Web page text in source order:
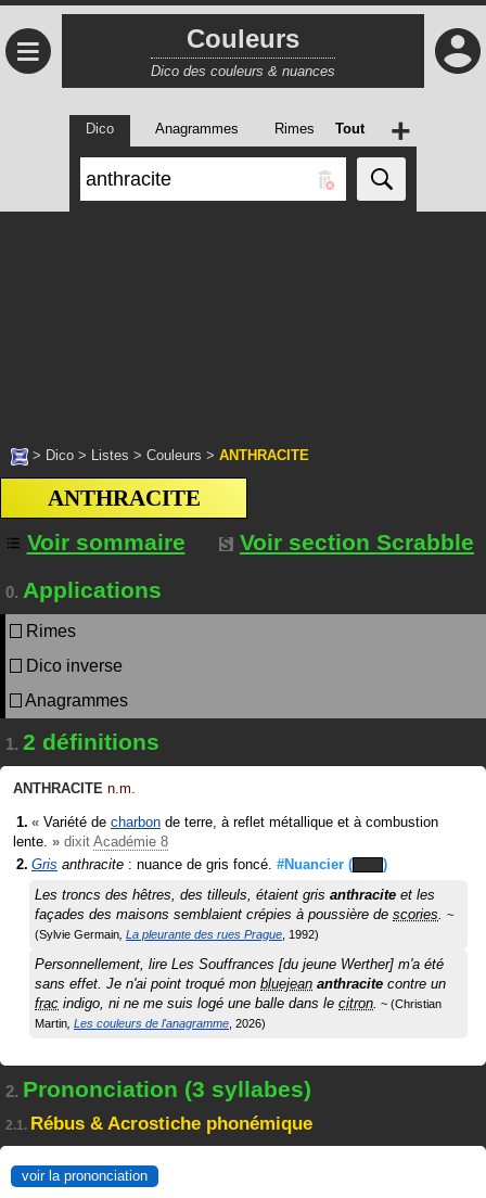
≡ Couleurs
Dico des couleurs & nuances
Dico Anagrammes Rimes Tout +
> Dico > Listes > Couleurs > ANTHRACITE
ANTHRACITE
Voir sommaire
Voir section Scrabble
0. Applications
Rimes
Dico inverse
Anagrammes
1. 2 définitions
ANTHRACITE n.m.
« Variété de charbon de terre, à reflet métallique et à combustion
lente. » dixit Académie 8
Gris anthracite : nuance de gris foncé. #Nuancier (
)
Les troncs des hêtres, des tilleuls, étaient gris anthracite et les
façades des maisons semblaient crépies à poussière de scories.
Sylvie Germain La pleurante des rues Prague 1992
Personnellement, lire Les Souffrances [du jeune Werther] m'a été
sans effet. Je n'ai point troqué mon bluejean anthracite contre un
frac indigo, ni ne me suis logé une balle dans le citron.
Christian
Martin Les couleurs de l'anagramme 2026
2. Prononciation (3 syllabes)
2.1. Rébus & Acrostiche phonémique
voir la prononciation